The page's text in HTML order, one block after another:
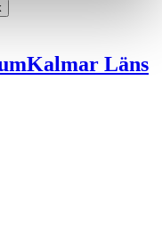
Kalmar Läns